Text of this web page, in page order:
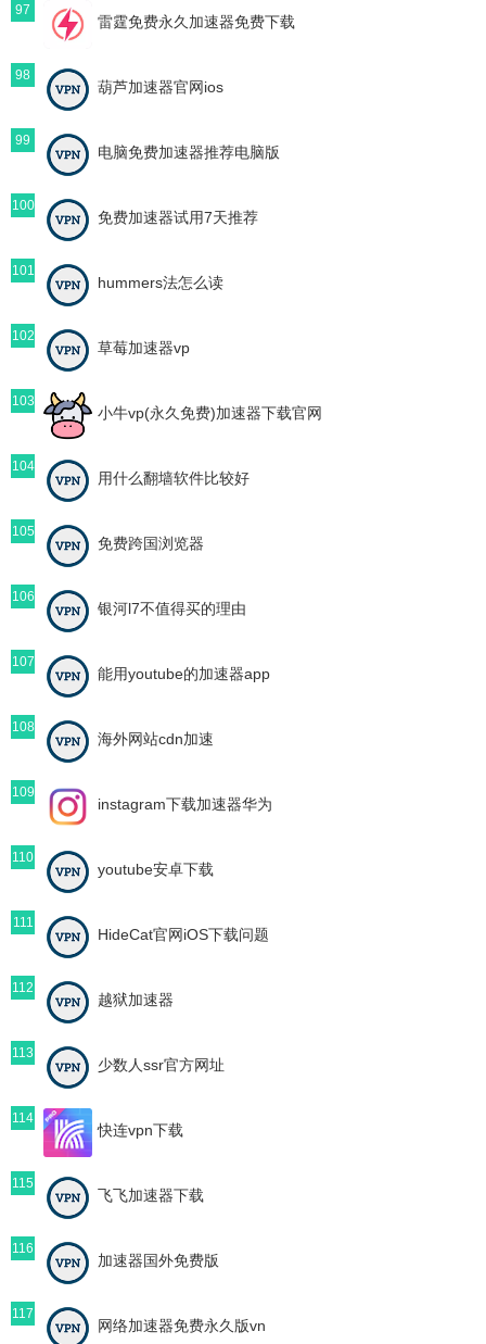
97
雷霆免费永久加速器免费下载
98
葫芦加速器官网ios
99
电脑免费加速器推荐电脑版
100
免费加速器试用7天推荐
101
hummers法怎么读
102
草莓加速器vp
103
小牛vp(永久免费)加速器下载官网
104
用什么翻墙软件比较好
105
免费跨国浏览器
106
银河l7不值得买的理由
107
能用youtube的加速器app
108
海外网站cdn加速
109
instagram下载加速器华为
110
youtube安卓下载
111
HideCat官网iOS下载问题
112
越狱加速器
113
少数人ssr官方网址
114
快连vpn下载
115
飞飞加速器下载
116
加速器国外免费版
117
网络加速器免费永久版vn